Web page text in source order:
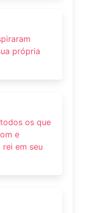
própria
os que
e
em seu